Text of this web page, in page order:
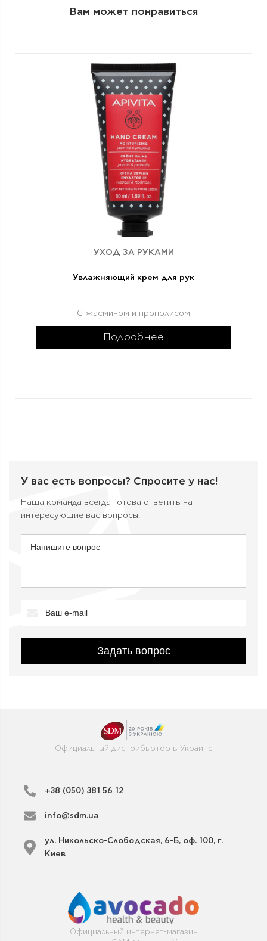
Вам может понравиться
УХОД ЗА РУКАМИ
Увлажняющий крем для рук
С жасмином и прополисом
Подробнее
У вас есть вопросы? Спросите у нас!
Наша команда всегда готова ответить на
интересующие вас вопросы.
Задать вопрос
Официальный дистрибьютор в Украине
+38 (050) 381 56 12
info@sdm.ua
ул. Никольско-Слободская, 6-Б, оф. 100, г.
Киев
Официальный интернет-магазин